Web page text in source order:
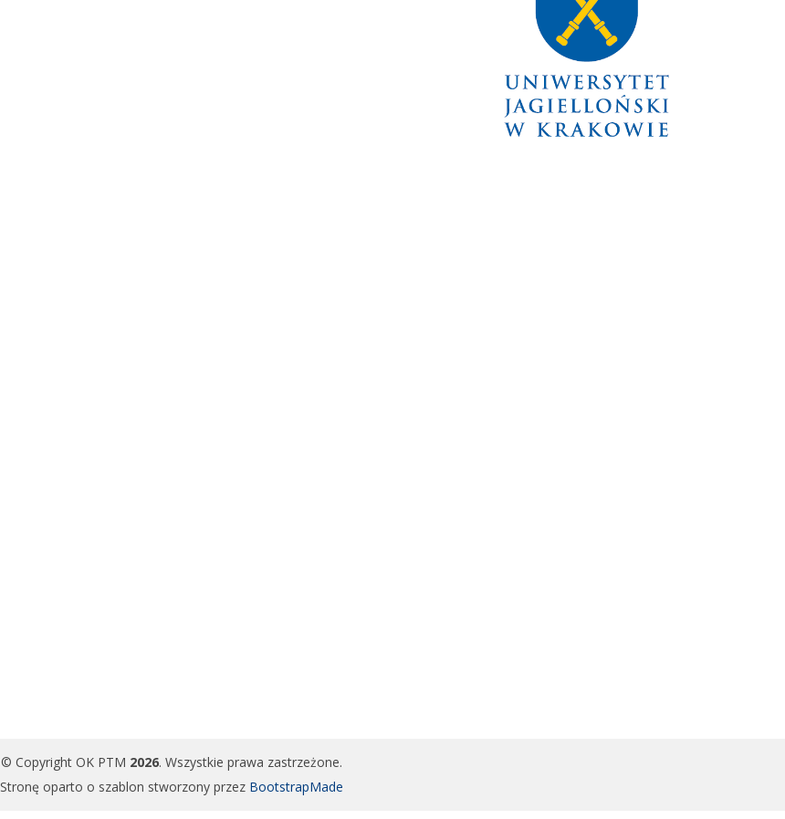
© Copyright OK PTM 2026. Wszystkie prawa zastrzeżone.
Stronę oparto o szablon stworzony przez BootstrapMade